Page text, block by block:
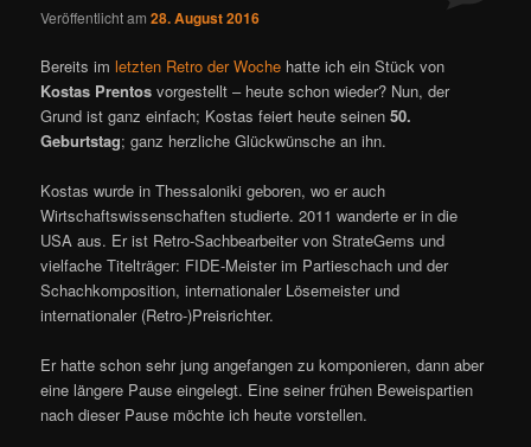
Veröffentlicht am28. August 2016
Bereits imletzten Retro der Woche hatte ich ein Stück von
Kostas Prentos vorgestellt – heute schon wieder? Nun, der
Grund ist ganz einfach; Kostas feiert heute seinen50.
Geburtstag; ganz herzliche Glückwünsche an ihn.
Kostas wurde in Thessaloniki geboren, wo er auch
Wirtschaftswissenschaften studierte. 2011 wanderte er in die
USA aus. Er ist Retro-Sachbearbeiter von StrateGems und
vielfache Titelträger: FIDE-Meister im Partieschach und der
Schachkomposition, internationaler Lösemeister und
internationaler (Retro-)Preisrichter.
Er hatte schon sehr jung angefangen zu komponieren, dann aber
eine längere Pause eingelegt. Eine seiner frühen Beweispartien
nach dieser Pause möchte ich heute vorstellen.